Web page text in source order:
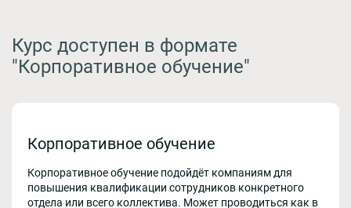
Курс доступен в формате
"Корпоративное обучение"
Корпоративное обучение
Корпоративное обучение подойдёт компаниям для
повышения квалификации сотрудников конкретного
отдела или всего коллектива. Может проводиться как в